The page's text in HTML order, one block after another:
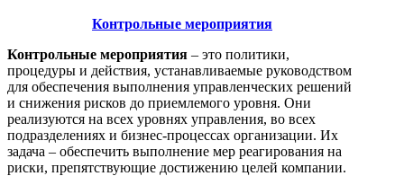
Контрольные мероприятия
Контрольные мероприятия – это политики,
процедуры и действия, устанавливаемые руководством
для обеспечения выполнения управленческих решений
и снижения рисков до приемлемого уровня. Они
реализуются на всех уровнях управления, во всех
подразделениях и бизнес-процессах организации. Их
задача – обеспечить выполнение мер реагирования на
риски, препятствующие достижению целей компании.